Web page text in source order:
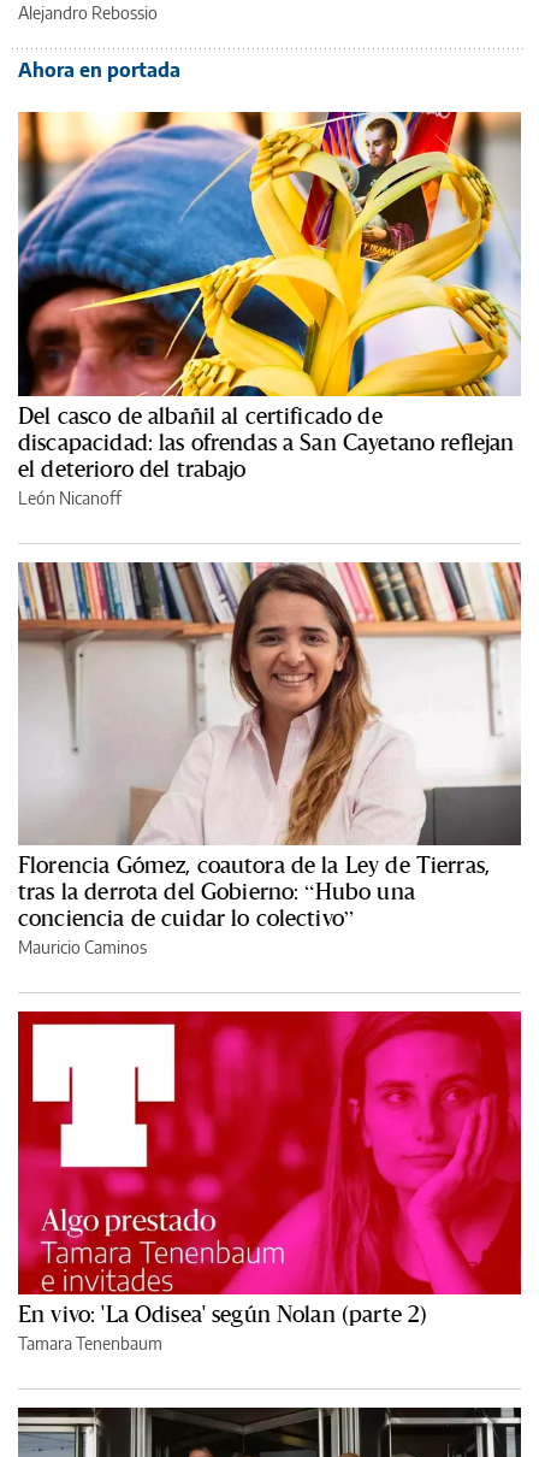
Alejandro Rebossio
Ahora en portada
Del casco de albañil al certificado de
discapacidad: las ofrendas a San Cayetano reflejan
el deterioro del trabajo
León Nicanoff
Florencia Gómez, coautora de la Ley de Tierras,
tras la derrota del Gobierno: “Hubo una
conciencia de cuidar lo colectivo”
Mauricio Caminos
En vivo: 'La Odisea' según Nolan (parte 2)
Tamara Tenenbaum